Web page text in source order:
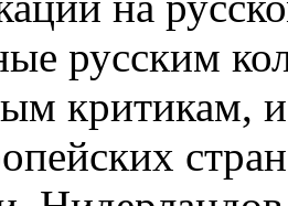
русским
критикам,